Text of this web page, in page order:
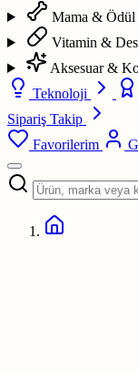
Mama & Ödül
Vitamin &
Aksesuar &
Teknoloji
Sipariş Takip
Favorilerim